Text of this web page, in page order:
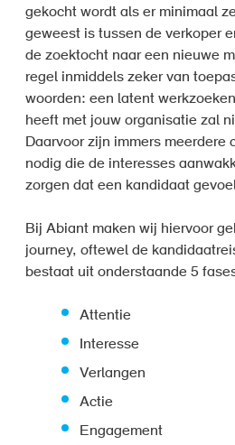
gekocht wordt als er minimaal
geweest is tussen de verkoper
de zoektocht naar een nieuwe
regel inmiddels zeker van
woorden: een latent
heeft met jouw organisatie zal
Daarvoor zijn immers meerdere
nodig die de interesses
zorgen dat een kandidaat
Bij Abiant maken wij hiervoor
journey, oftewel de
bestaat uit onderstaande 5
Attentie
Interesse
Verlangen
Actie
Engagement